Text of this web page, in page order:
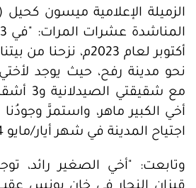
الزميلة الإعلامية ميسون
أكتوبر لعام 2023م،
نحو مدينة رفح، حيث يوجد
مع
أخي الكبير ماهر، واستمرَّ
اجتياح المدينة في شهر أيار/مايو 2024م".
وتابعت: "أخي الصغير رائد،